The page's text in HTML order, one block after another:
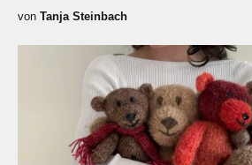
von Tanja Steinbach